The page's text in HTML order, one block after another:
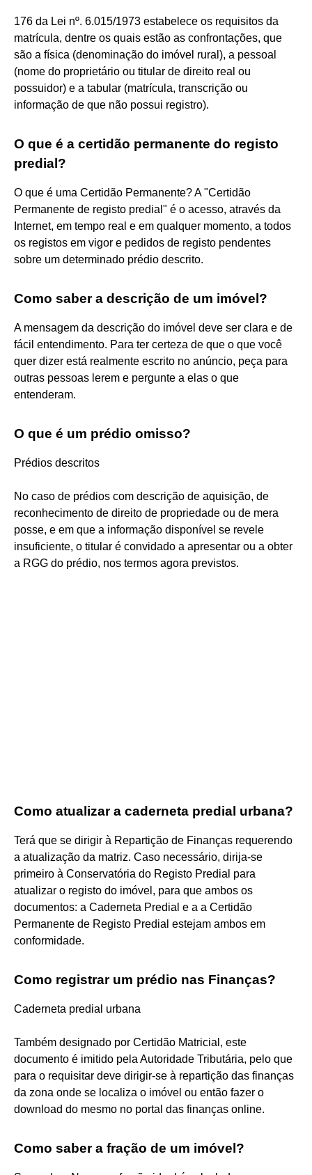
176 da Lei nº. 6.015/1973 estabelece os requisitos da
matrícula, dentre os quais estão as confrontações, que
são a física (denominação do imóvel rural), a pessoal
(nome do proprietário ou titular de direito real ou
possuidor) e a tabular (matrícula, transcrição ou
informação de que não possui registro).
O que é a certidão permanente do registo
predial?
O que é uma Certidão Permanente? A "Certidão
Permanente de registo predial" é o acesso, através da
Internet, em tempo real e em qualquer momento, a todos
os registos em vigor e pedidos de registo pendentes
sobre um determinado prédio descrito.
Como saber a descrição de um imóvel?
A mensagem da descrição do imóvel deve ser clara e de
fácil entendimento. Para ter certeza de que o que você
quer dizer está realmente escrito no anúncio, peça para
outras pessoas lerem e pergunte a elas o que
entenderam.
O que é um prédio omisso?
Prédios descritos
No caso de prédios com descrição de aquisição, de
reconhecimento de direito de propriedade ou de mera
posse, e em que a informação disponível se revele
insuficiente, o titular é convidado a apresentar ou a obter
a RGG do prédio, nos termos agora previstos.
Como atualizar a caderneta predial urbana?
Terá que se dirigir à Repartição de Finanças requerendo
a atualização da matriz. Caso necessário, dirija-se
primeiro à Conservatória do Registo Predial para
atualizar o registo do imóvel, para que ambos os
documentos: a Caderneta Predial e a a Certidão
Permanente de Registo Predial estejam ambos em
conformidade.
Como registrar um prédio nas Finanças?
Caderneta predial urbana
Também designado por Certidão Matricial, este
documento é imitido pela Autoridade Tributária, pelo que
para o requisitar deve dirigir-se à repartição das finanças
da zona onde se localiza o imóvel ou então fazer o
download do mesmo no portal das finanças online.
Como saber a fração de um imóvel?